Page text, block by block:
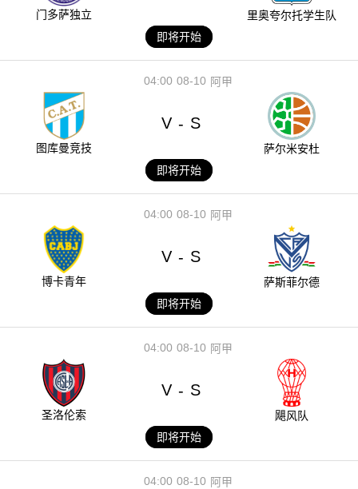
门多萨独立
里奥夸尔托学生队
即将开始
08-10
04:00 阿甲
图库曼竞技
V - S
萨尔米安杜
即将开始
08-10
04:00 阿甲
博卡青年
V - S
萨斯菲尔德
即将开始
08-10
04:00 阿甲
圣洛伦索
V - S
飓风队
即将开始
08-10
04:00 阿甲